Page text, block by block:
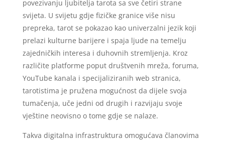
povezivanju ljubitelja tarota sa sve četiri strane
svijeta. U svijetu gdje fizičke granice više nisu
prepreka, tarot se pokazao kao univerzalni jezik koji
prelazi kulturne barijere i spaja ljude na temelju
zajedničkih interesa i duhovnih stremljenja. Kroz
različite platforme poput društvenih mreža, foruma,
YouTube kanala i specijaliziranih web stranica,
tarotistima je pružena mogućnost da dijele svoja
tumačenja, uče jedni od drugih i razvijaju svoje
vještine neovisno o tome gdje se nalaze.
Takva digitalna infrastruktura omogućava članovima